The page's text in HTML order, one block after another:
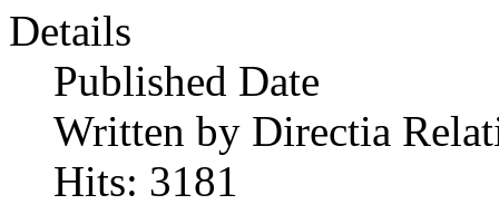
Details
Published Date
Written by Directia
Hits: 3181